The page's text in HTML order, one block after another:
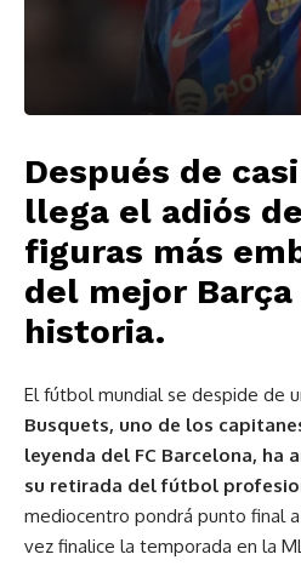
Después de
llega el adiós
figuras más
del mejor
historia.
El fútbol mundial se despide de
Busquets, uno de los
leyenda del FC Barcelona, ha
su retirada del fútbol
mediocentro pondrá punto final
vez finalice la temporada en la